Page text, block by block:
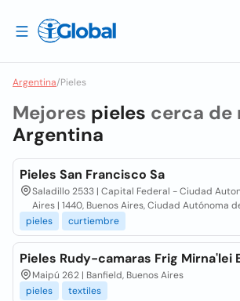
Argentina/Pieles
Mejores pieles cerca de
Argentina
Pieles San Francisco Sa
Saladillo 2533 | Capital Federal - Ciudad
Aires | 1440, Buenos Aires, Ciudad Autónoma
pieles
curtiembre
Pieles Rudy-camaras Frig Mirna'lei
Maipú 262 | Banfield, Buenos Aires
pieles
textiles